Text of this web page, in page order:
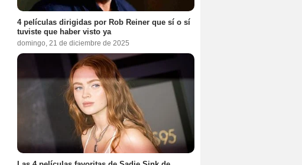
4 películas dirigidas por Rob Reiner que sí o sí
tuviste que haber visto ya
domingo, 21 de diciembre de 2025